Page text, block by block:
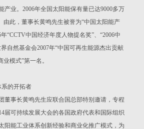
产业。2006年全国太阳能保有量已达9000多万
由此，董事长黄鸣先生被誉为“中国太阳能产
“CCTV中国经济年度人物提名奖”、“2006中
自然基金会2007年“中国可再生能源杰出贡献
模式”第一名。
的开拓者
董事长黄鸣先生应联合国总部特别邀请，专程
届可持续发展大会的各国政府代表和国际组织
阳能工业体系创新经验和商业化推广模式，为